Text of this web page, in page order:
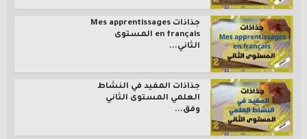
جذاذات Mes apprentissages
en français المستوى
الثاني...
جذاذات المفيد في النشاط
العلمي المستوى الثاني
وفق...